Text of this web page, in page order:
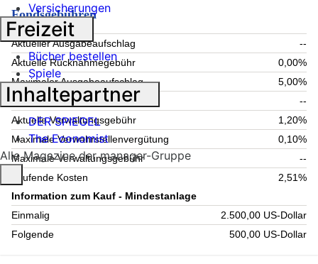
Fondsgebühren
Aktueller Ausgabeaufschlag
--
Aktuelle Rücknahmegebühr
0,00%
Maximaler Ausgabeaufschlag
5,00%
Maximale Rücknahmegebühr
--
Aktuelle Verwaltungsgebühr
1,20%
Maximale Verwahrstellenvergütung
0,10%
Maximale Verwaltungsgebühr
--
Laufende Kosten
2,51%
Information zum Kauf - Mindestanlage
Einmalig
2.500,00 US-Dollar
Folgende
500,00 US-Dollar
Versicherungen
Freizeit
Bücher bestellen
Spiele
Inhaltepartner
DER SPIEGEL
The Economist
Alle Magazine der manager-Gruppe